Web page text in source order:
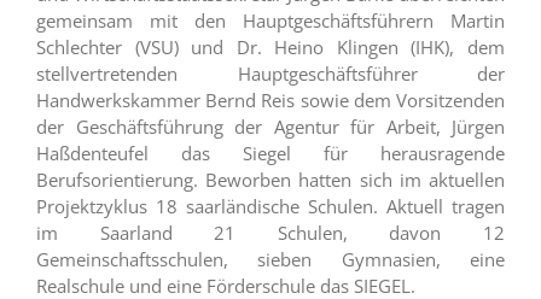
gemeinsam mit den Hauptgeschäftsführern Martin
Schlechter (VSU) und Dr. Heino Klingen (IHK), dem
stellvertretenden Hauptgeschäftsführer der
Handwerkskammer Bernd Reis sowie dem Vorsitzenden
der Geschäftsführung der Agentur für Arbeit, Jürgen
Haßdenteufel das Siegel für herausragende
Berufsorientierung. Beworben hatten sich im aktuellen
Projektzyklus 18 saarländische Schulen. Aktuell tragen
im Saarland 21 Schulen, davon 12
Gemeinschaftsschulen, sieben Gymnasien, eine
Realschule und eine Förderschule das SIEGEL.